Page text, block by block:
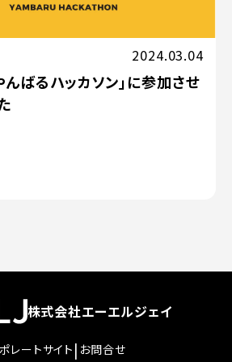
2024.03.04
んばるハッカソン」に参加させ
株式会社エーエルジェイ
レートサイト | お問合せ